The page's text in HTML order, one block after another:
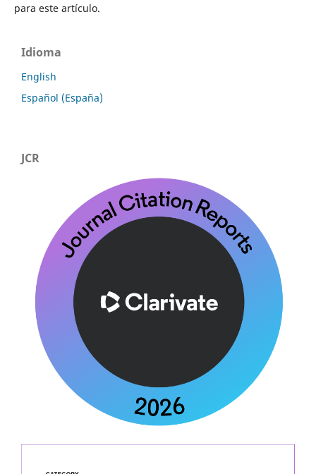
para este artículo.
Idioma
English
Español (España)
JCR